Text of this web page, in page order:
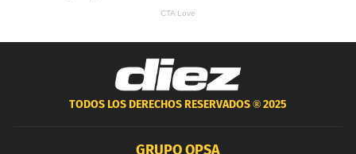
TODOS LOS DERECHOS RESERVADOS ®2025
GRUPO OPSA